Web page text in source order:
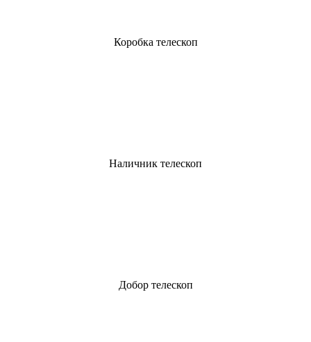
Коробка телескоп
Наличник телескоп
Добор телескоп